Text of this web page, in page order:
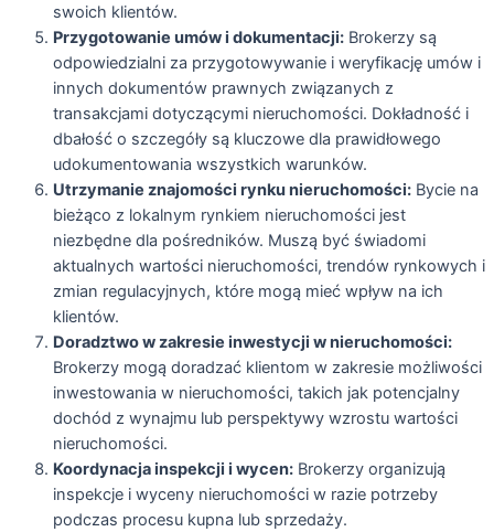
swoich klientów.
Przygotowanie umów i dokumentacji: Brokerzy są
odpowiedzialni za przygotowywanie i weryfikację umów i
innych dokumentów prawnych związanych z
transakcjami dotyczącymi nieruchomości. Dokładność i
dbałość o szczegóły są kluczowe dla prawidłowego
udokumentowania wszystkich warunków.
Utrzymanie znajomości rynku nieruchomości: Bycie na
bieżąco z lokalnym rynkiem nieruchomości jest
niezbędne dla pośredników. Muszą być świadomi
aktualnych wartości nieruchomości, trendów rynkowych i
zmian regulacyjnych, które mogą mieć wpływ na ich
klientów.
Doradztwo w zakresie inwestycji w nieruchomości:
Brokerzy mogą doradzać klientom w zakresie możliwości
inwestowania w nieruchomości, takich jak potencjalny
dochód z wynajmu lub perspektywy wzrostu wartości
nieruchomości.
Koordynacja inspekcji i wycen: Brokerzy organizują
inspekcje i wyceny nieruchomości w razie potrzeby
podczas procesu kupna lub sprzedaży.